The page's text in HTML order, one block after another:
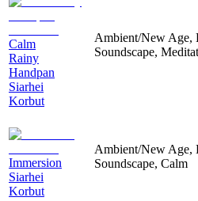
Calm
Rainy
Handpan
Siarhei
Korbut
Ambient/New Age,
Soundscape,
Immersion
Siarhei
Korbut
Ambient/New Age,
Soundscape, Calm